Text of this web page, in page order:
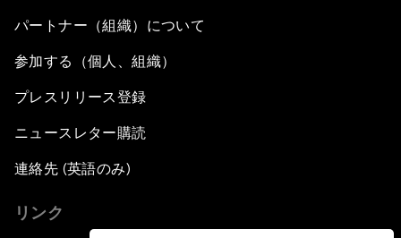
パートナー（組織）について
参加する（個人、組織）
プレスリリース登録
ニュースレター購読
連絡先 (英語のみ)
リンク